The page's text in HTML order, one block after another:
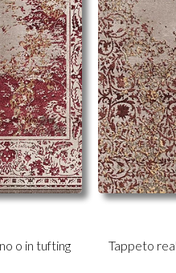
o in tufting
Tappeto